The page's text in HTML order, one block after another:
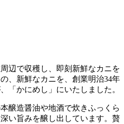
辺で収穫し、即刻新鮮なカニを
、新鮮なカニを、創業明治34年
「かにめし」にいたしました。
醸造醤油や地酒で炊きふっくら
い旨みを醸し出しています。贅